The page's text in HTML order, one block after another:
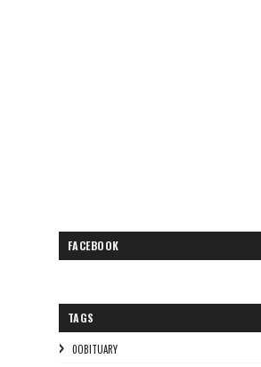
FACEBOOK
TAGS
0OBITUARY